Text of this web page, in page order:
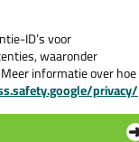
primer
ID’s voor
waaronder
informatie over hoe
privacy/